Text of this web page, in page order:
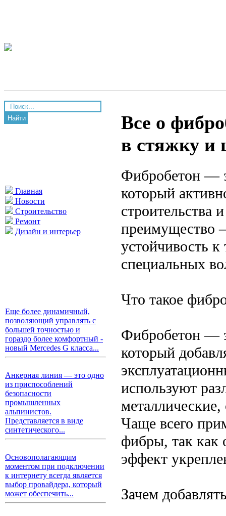
Найти
Главная
Новости
Строительство
Ремонт
Дизайн и интерьер
Еще более динамичный,
позволяющий управлять с
большей точностью и
гораздо более комфортный -
новый Mercedes G класса...
Анкерная линия — это одно
из приспособлений
безопасности
промышленных
альпинистов.
Представляется в виде
синтетического...
Основополагающим
моментом при подключении
к интернету всегда является
выбор провайдера, который
может обеспечить...
Все о
в стяжку и
Фибробетон —
который
строительства
преимущество
устойчивость
специальных
Что такое
Фибробетон —
который
используют
Чаще всего
фибры, так как
эффект
Зачем